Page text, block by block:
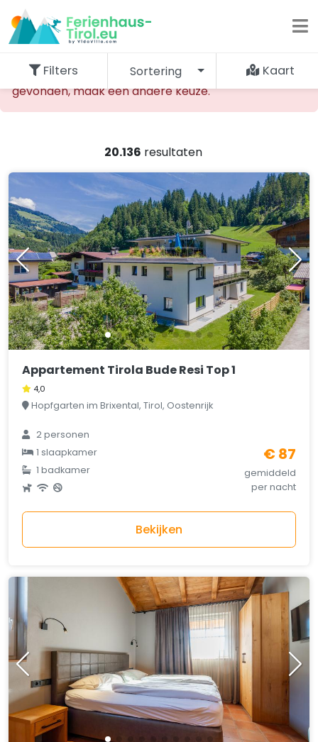
De opgevraagde accommodatie kan niet worden
gevonden, maak een andere keuze.
20.136 resultaten
Filters Sortering Kaart
Appartement Tirola Bude Resi Top 1
4,0
Hopfgarten im Brixental, Tirol, Oostenrijk
2 personen
1 slaapkamer
1 badkamer
€ 87
gemiddeld
per nacht
Bekijken